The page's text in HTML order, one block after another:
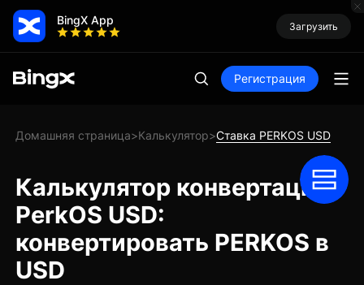
BingX App Загрузить
Регистрация
Домашняя страница>Калькулятор>Ставка PERKOS USD
Калькулятор конвертации
PerkOS USD:
конвертировать PERKOS в
USD